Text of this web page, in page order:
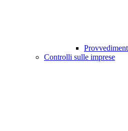
Controlli sulle imprese